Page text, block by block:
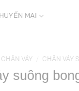
MẠI
CHÂN VÁY CHÂN VÁY
suông